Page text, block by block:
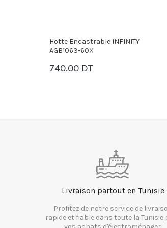
Hotte Encastrable INFINITY
52Cm Noir AGB1033-52B
490.00 DT
PANIER
Livraison partout en Tunisie
Profitez de notre service de
rapide et fiable dans toute la Tunisie